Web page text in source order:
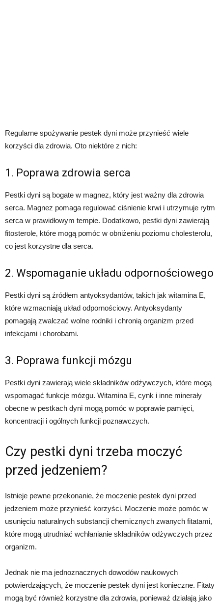
Regularne spożywanie pestek dyni może przynieść wiele
korzyści dla zdrowia. Oto niektóre z nich:
1. Poprawa zdrowia serca
Pestki dyni są bogate w magnez, który jest ważny dla zdrowia
serca. Magnez pomaga regulować ciśnienie krwi i utrzymuje rytm
serca w prawidłowym tempie. Dodatkowo, pestki dyni zawierają
fitosterole, które mogą pomóc w obniżeniu poziomu cholesterolu,
co jest korzystne dla serca.
2. Wspomaganie układu odpornościowego
Pestki dyni są źródłem antyoksydantów, takich jak witamina E,
które wzmacniają układ odpornościowy. Antyoksydanty
pomagają zwalczać wolne rodniki i chronią organizm przed
infekcjami i chorobami.
3. Poprawa funkcji mózgu
Pestki dyni zawierają wiele składników odżywczych, które mogą
wspomagać funkcje mózgu. Witamina E, cynk i inne minerały
obecne w pestkach dyni mogą pomóc w poprawie pamięci,
koncentracji i ogólnych funkcji poznawczych.
Czy pestki dyni trzeba moczyć
przed jedzeniem?
Istnieje pewne przekonanie, że moczenie pestek dyni przed
jedzeniem może przynieść korzyści. Moczenie może pomóc w
usunięciu naturalnych substancji chemicznych zwanych fitatami,
które mogą utrudniać wchłanianie składników odżywczych przez
organizm.
Jednak nie ma jednoznacznych dowodów naukowych
potwierdzających, że moczenie pestek dyni jest konieczne. Fitaty
mogą być również korzystne dla zdrowia, ponieważ działają jako